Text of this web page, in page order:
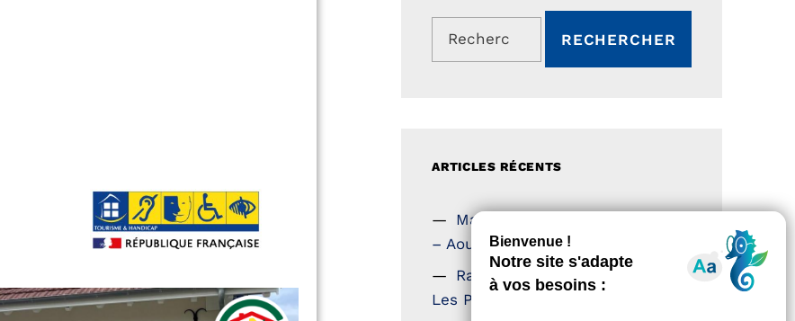
Rechercher :
ARTICLES RÉCENTS
Magazine Tourisme Accessible
– Aout 2026
Rallye Aicha des Gazelles –
Les Petillantes